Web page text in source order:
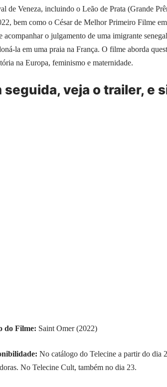
de Veneza, incluindo o Leão de Prata (Grande
bem como o César de Melhor Primeiro Filme
acompanhar o julgamento de uma imigrante
la em uma praia na França. O filme aborda
na Europa, feminismo e maternidade.
seguida, veja o trailer, e
do Filme: Saint Omer (2022)
No catálogo do Telecine a partir do dia
No Telecine Cult, também no dia 23.